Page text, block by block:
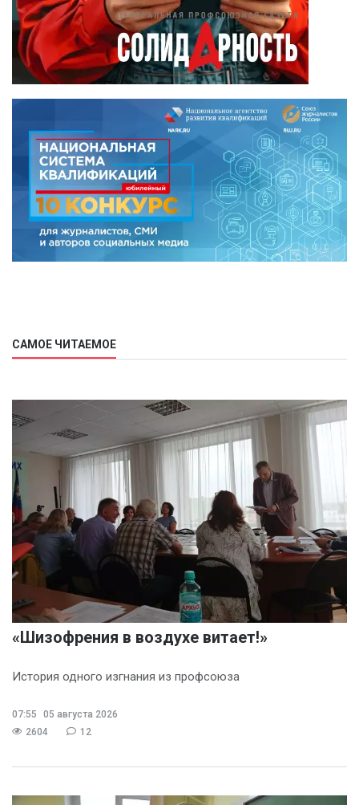
САМОЕ ЧИТАЕМОЕ
«Шизофрения в воздухе витает!»
История одного изгнания из профсоюза
07:55
05 августа 2026
2604
12